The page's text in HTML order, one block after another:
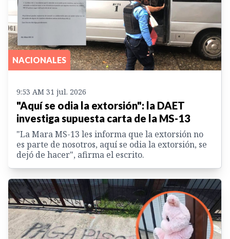
NACIONALES
9:53 AM 31 jul. 2026
"Aquí se odia la extorsión": la DAET
investiga supuesta carta de la MS-13
"La Mara MS-13 les informa que la extorsión no
es parte de nosotros, aquí se odia la extorsión, se
dejó de hacer", afirma el escrito.